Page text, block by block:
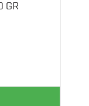
GR